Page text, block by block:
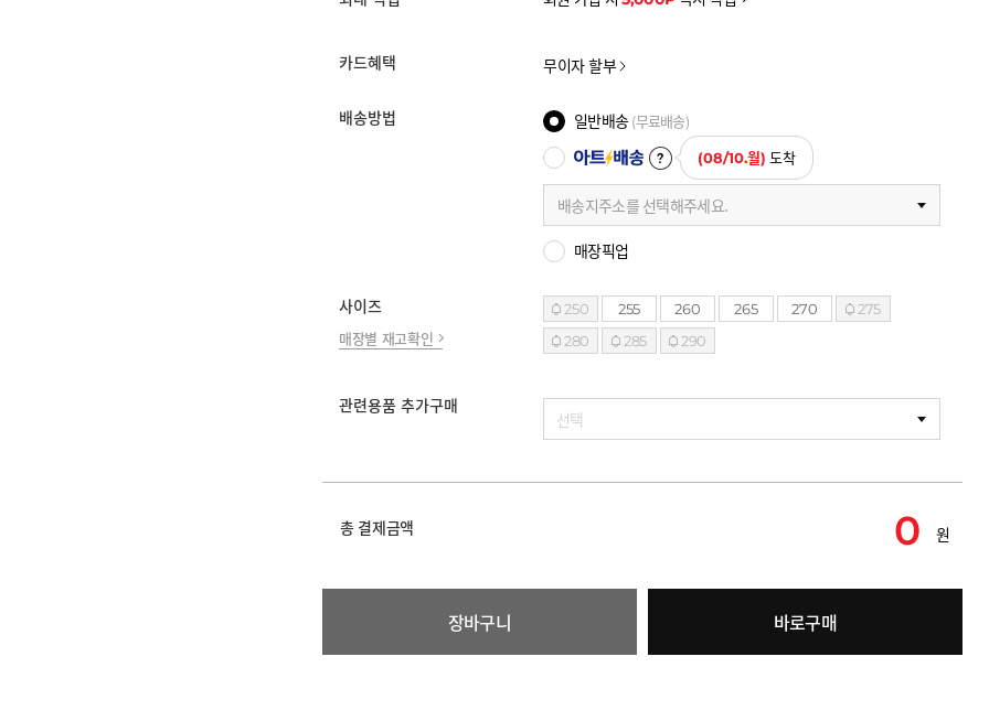
카드혜택 무이자 할부
배송방법 일반배송 (무료배송)
(08/10.월) 도착
배송지주소를 선택해주세요.
매장픽업
사이즈
매장별 재고확인
250 255 260 265 270
275
280
285 290
관련용품 추가구매
선택
총 결제금액 0 원
장바구니 바로구매